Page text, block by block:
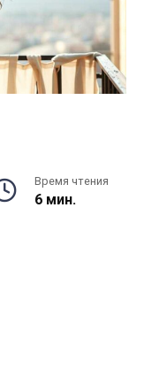
Время чтения
6 мин.